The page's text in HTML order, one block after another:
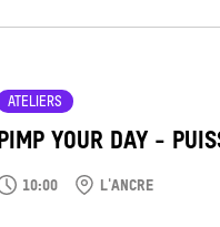
PIMP YOUR DAY -
ATELIERS
10:00 L'ANCRE